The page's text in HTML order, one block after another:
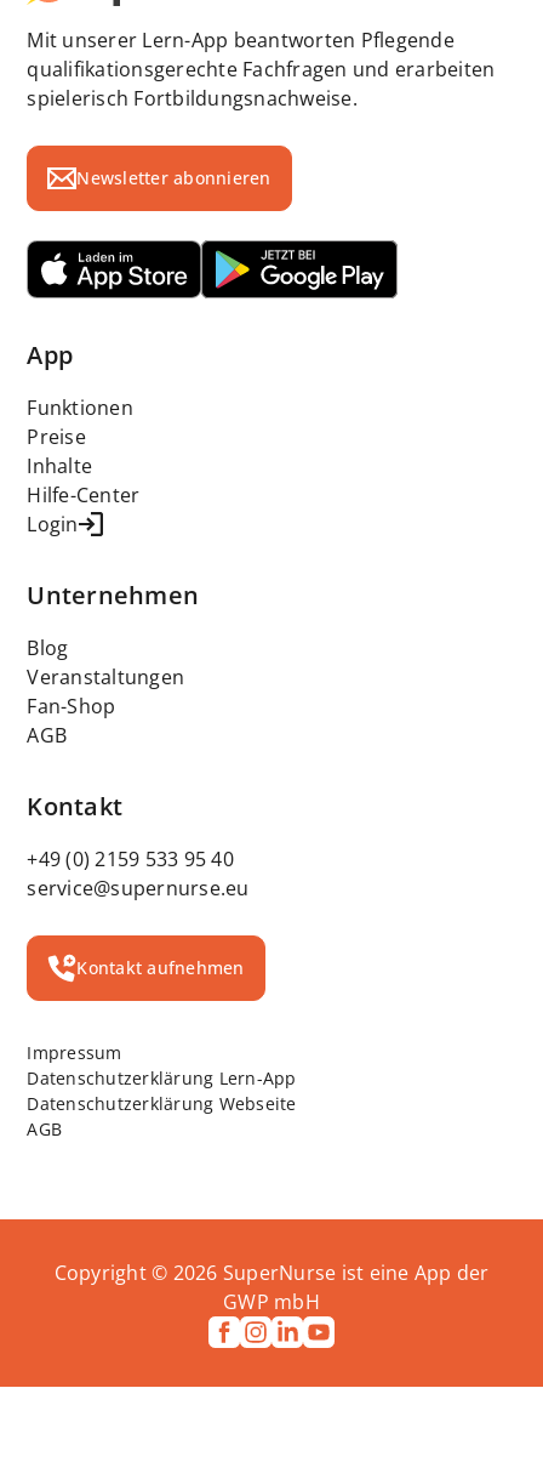
Mit unserer Lern-App beantworten Pflegende
qualifikationsgerechte Fachfragen und erarbeiten
spielerisch Fortbildungsnachweise.
Newsletter abonnieren
App
Funktionen
Preise
Inhalte
Hilfe-Center
Login
Unternehmen
Blog
Veranstaltungen
Fan-Shop
AGB
Kontakt
+49 (0) 2159 533 95 40
service@supernurse.eu
Kontakt aufnehmen
Impressum
Datenschutzerklärung Lern-App
Datenschutzerklärung Webseite
AGB
Copyright © 2026 SuperNurse ist eine App der
GWP mbH